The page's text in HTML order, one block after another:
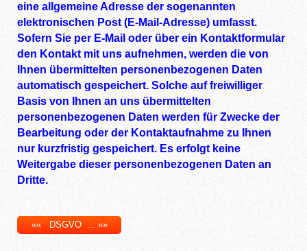
eine allgemeine Adresse der sogenannten
elektronischen Post (E-Mail-Adresse) umfasst.
Sofern Sie per E-Mail oder über ein Kontaktformular
den Kontakt mit uns aufnehmen, werden die von
Ihnen übermittelten personenbezogenen Daten
automatisch gespeichert. Solche auf freiwilliger
Basis von Ihnen an uns übermittelten
personenbezogenen Daten werden für Zwecke der
Bearbeitung oder der Kontaktaufnahme zu Ihnen
nur kurzfristig gespeichert. Es erfolgt keine
Weitergabe dieser personenbezogenen Daten an
Dritte.
«« DSGVO ... »»